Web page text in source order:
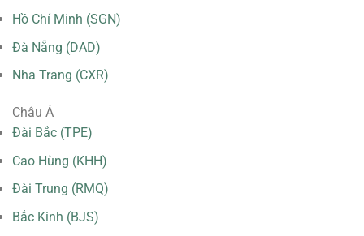
Hồ Chí Minh (SGN)
Đà Nẵng (DAD)
Nha Trang (CXR)
Châu Á
Đài Bắc (TPE)
Cao Hùng (KHH)
Đài Trung (RMQ)
Bắc Kinh (BJS)